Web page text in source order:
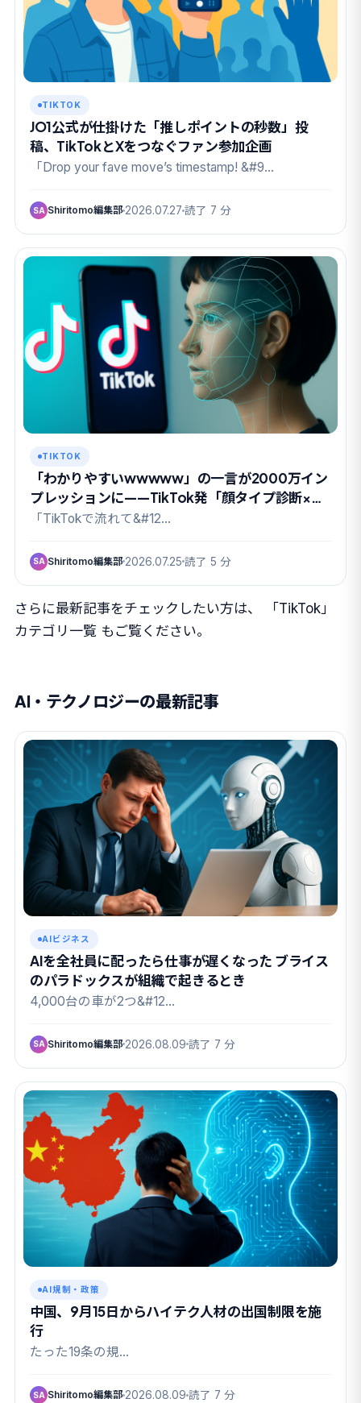
TIKTOK
JO1公式が仕掛けた「推しポイントの秒数」投
稿、TikTokとXをつなぐファン参加企画
「Drop your fave move’s timestamp! &#9…
SA Shiritomo編集部 2026.07.27 読了 7 分
TIKTOK
「わかりやすいwwwww」の一言が2000万イン
プレッションに——TikTok発「顔タイプ診断×女
芸人」動画がXで伸びた理由
「TikTokで流れて&#12…
SA Shiritomo編集部 2026.07.25 読了 5 分
さらに最新記事をチェックしたい方は、
「TikTok」
カテゴリ一覧 もご覧ください。
AI・テクノロジーの最新記事
AIビジネス
AIを全社員に配ったら仕事が遅くなった ブライス
のパラドックスが組織で起きるとき
4,000台の車が2つ&#12…
SA Shiritomo編集部 2026.08.09 読了 7 分
AI規制・政策
中国、9月15日からハイテク人材の出国制限を施
行
たった19条の規…
SA Shiritomo編集部 2026.08.09 読了 7 分